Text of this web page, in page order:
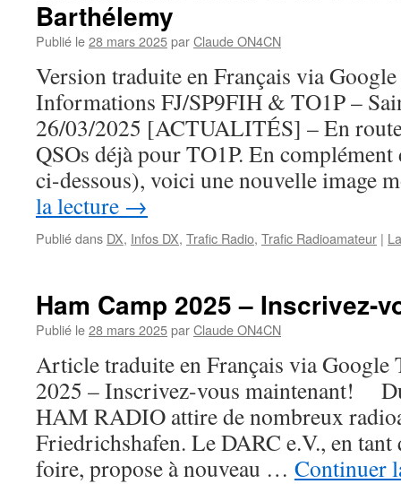
Barthélemy
Publié le28 mars 2025parClaude ON4CN
Version traduite en Français via
Informations FJ/SP9FIH & TO1P –
26/03/2025 [ACTUALITÉS] – En
QSOs déjà pour TO1P. En
ci-dessous), voici une nouvelle image
la lecture →
Publié dans DX, Infos DX, Trafic Radio, Trafic Radioamateur |
Ham Camp 2025 – Inscrivez-
Publié le28 mars 2025parClaude ON4CN
Article traduite en Français via Google
2025 – Inscrivez-vous maintenant!
HAM RADIO attire de nombreux
Friedrichshafen. Le DARC e.V., en tant
foire, propose à nouveau … Continuer